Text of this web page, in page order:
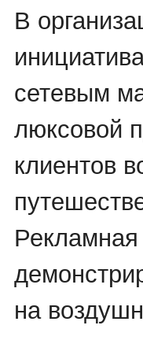
В
сетевым
люксовой
клиентов
на